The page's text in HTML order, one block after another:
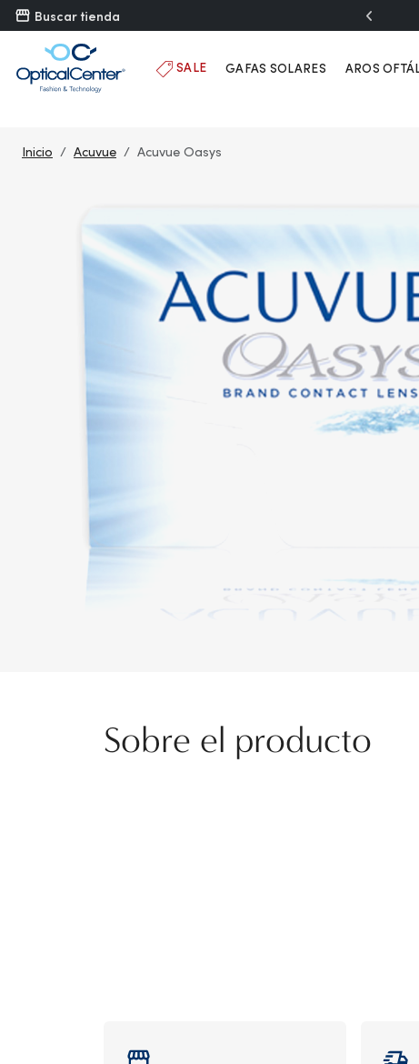
Buscar tienda
SALE GAFAS SOLARES AROS
Inicio Acuvue Acuvue Oasys
Sobre el producto